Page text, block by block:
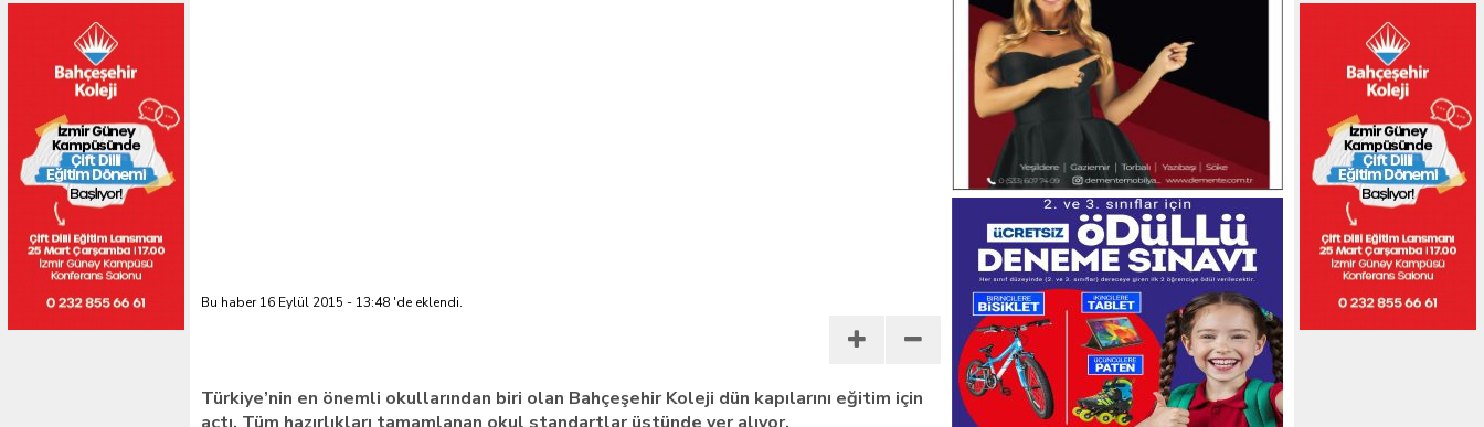
Bu haber 16 Eylül 2015 - 13:48 'de eklendi.
Türkiye’nin en önemli okullarından biri olan Bahçeşehir Koleji dün kapılarını eğitim için